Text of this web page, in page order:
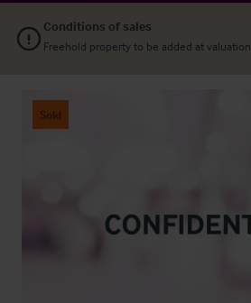
Conditions of sales
Freehold property to be added at valuation
Sold